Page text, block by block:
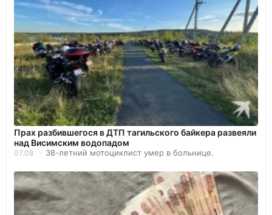
Прах разбившегося в ДТП тагильского байкера развеяли
над Висимским водопадом
07.08 38-летний мотоциклист умер в больнице.